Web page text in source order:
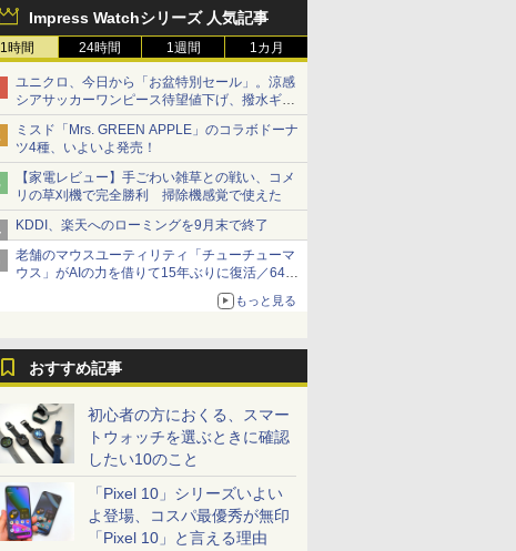
Impress Watchシリーズ 人気記事
1時間 24時間 1週間 1カ月
ユニクロ、今日から「お盆特別セール」。涼感
シアサッカーワンピース待望値下げ、撥水ギア
ショーツは1990円に
ミスド「Mrs. GREEN APPLE」のコラボドーナ
ツ4種、いよいよ発売！
【家電レビュー】手ごわい雑草との戦い、コメ
リの草刈機で完全勝利 掃除機感覚で使えた
KDDI、楽天へのローミングを9月末で終了
老舗のマウスユーティリティ「チューチューマ
ウス」がAIの力を借りて15年ぶりに復活／64bit
化、Windows 10/11、「Chrome」も走り回
る。復活記念で2026年末まで500円
もっと見る
おすすめ記事
初心者の方におくる、スマー
トウォッチを選ぶときに確認
したい10のこと
「Pixel 10」シリーズいよい
よ登場、コスパ最優秀が無印
「Pixel 10」と言える理由